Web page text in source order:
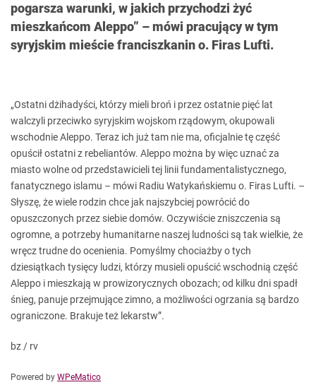
pogarsza warunki, w jakich przychodzi żyć
mieszkańcom Aleppo” – mówi pracujący w tym
syryjskim mieście franciszkanin o. Firas Lufti.
„Ostatni dżihadyści, którzy mieli broń i przez ostatnie pięć lat
walczyli przeciwko syryjskim wojskom rządowym, okupowali
wschodnie Aleppo. Teraz ich już tam nie ma, oficjalnie tę część
opuścił ostatni z rebeliantów. Aleppo można by więc uznać za
miasto wolne od przedstawicieli tej linii fundamentalistycznego,
fanatycznego islamu – mówi Radiu Watykańskiemu o. Firas Lufti. –
Słyszę, że wiele rodzin chce jak najszybciej powrócić do
opuszczonych przez siebie domów. Oczywiście zniszczenia są
ogromne, a potrzeby humanitarne naszej ludności są tak wielkie, że
wręcz trudne do ocenienia. Pomyślmy chociażby o tych
dziesiątkach tysięcy ludzi, którzy musieli opuścić wschodnią część
Aleppo i mieszkają w prowizorycznych obozach; od kilku dni spadł
śnieg, panuje przejmujące zimno, a możliwości ogrzania są bardzo
ograniczone. Brakuje też lekarstw”.
bz / rv
Powered by WPeMatico